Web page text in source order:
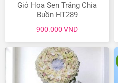
Giỏ Hoa Sen Trắng Chia
Buồn HT289
900.000 VND